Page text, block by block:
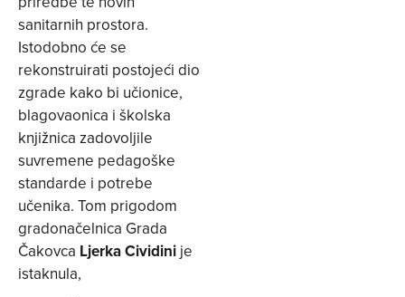
sanitarnih prostora.
Istodobno će se
rekonstruirati postojeći dio
zgrade kako bi učionice,
blagovaonica i školska
knjižnica zadovoljile
suvremene pedagoške
standarde i potrebe
učenika. Tom prigodom
gradonačelnica Grada
Čakovca Ljerka Cividini je
istaknula,